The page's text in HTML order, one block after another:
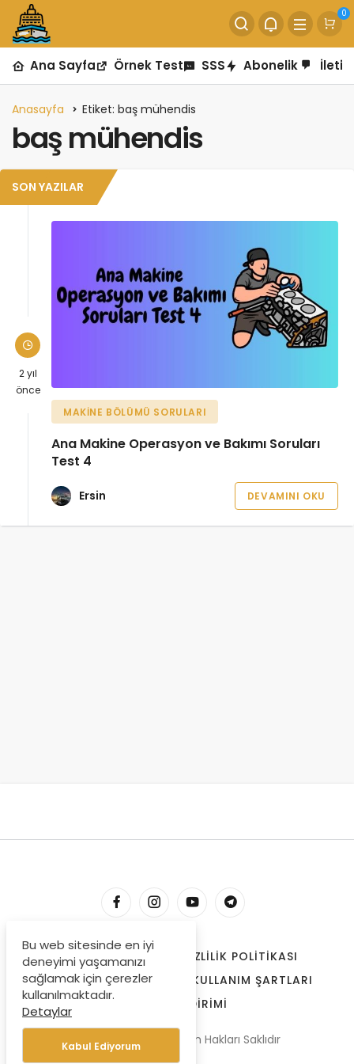
0
Ana Sayfa Örnek Test SSS Abonelik
Anasayfa Etiket: baş mühendis
baş mühendis
SON YAZILAR
2 yıl
önce
MAKINE BÖLÜMÜ SORULARI
Ana Makine Operasyon ve Bakımı Soruları
Test 4
Ersin DEVAMINI OKU
HESABIM İLETIŞIM
GIZLILIK POLITIKASI
ÇEREZLER
BIZE ULAŞIN
KULLANIM ŞARTLARI
ÖDEME BILDIRIMI
© Copyright 2022, Tüm Hakları Saklıdır
Bu web sitesinde en iyi
deneyimi yaşamanızı
sağlamak için çerezler
kullanılmaktadır.
Detaylar
Kabul Ediyorum